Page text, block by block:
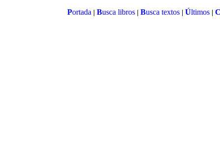
Portada| Busca libros| Busca textos| Últimos|